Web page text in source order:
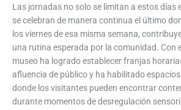
Las jornadas no solo se limitan a estos días
se celebran de manera continua el último
los viernes de esa misma semana,
una rutina esperada por la comunidad. Con
museo ha logrado establecer franjas
afluencia de público y ha habilitado
donde los visitantes pueden encontrar
durante momentos de desregulación